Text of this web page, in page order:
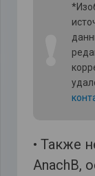
• Также
AnachB,